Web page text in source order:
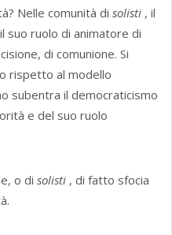
Nelle comunità di solisti , il
suo ruolo di animatore di
di comunione. Si
rispetto al modello
subentra il democraticismo
e del suo ruolo
o di solisti , di fatto sfocia